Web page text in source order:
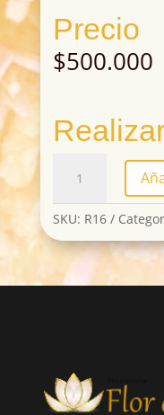
Precio
$500.000
cantidad
SKU: R16